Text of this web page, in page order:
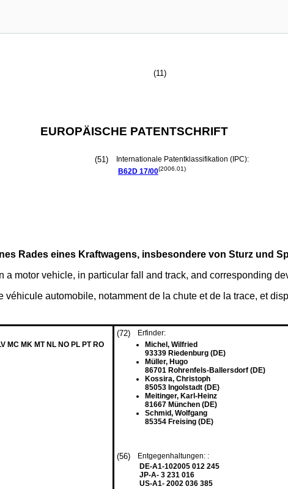
(11)
EUROPÄISCHE PATENTSCHRIFT
(51)
Internationale Patentklassifikation (IPC):
B62D 17/00(2006.01)
Rades eines Kraftwagens, insbesondere von Sturz und
a motor vehicle, in particular fall and track, and corresponding
automobile, notamment de la chute et de la trace, et
MC MK MT NL NO PL PT RO
(72)
Erfinder:
Michel, Wilfried
93339 Riedenburg (DE)
Müller, Hugo
86701 Rohrenfels-Ballersdorf (DE)
Kossira, Christoph
85053 Ingolstadt (DE)
Meitinger, Karl-Heinz
81667 München (DE)
Schmid, Wolfgang
85354 Freising (DE)
(56)
Entgegenhaltungen: :
DE-A1-102005 012 245
JP-A- 3 231 016
US-A1- 2002 036 385